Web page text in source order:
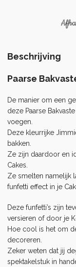
Beschrijving
Paarse
De manier om een
deze Paarse
voegen.
Deze kleurrijke
bakken.
Ze zijn daardoor en
Cakes.
Ze smelten namelijk
funfetti effect in je
Deze funfetti’s zijn
versieren of door je
Hoe cool is het om
decoreren.
Zeker weten dat jij
spektakelstuk in